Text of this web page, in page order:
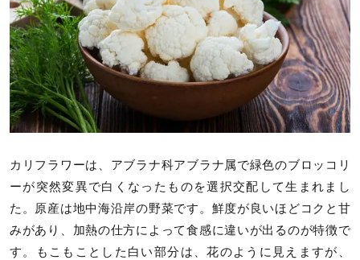
カリフラワーは、アブラナ科アブラナ属で緑色のブロッコリ
ーが突然変異で白くなったものを選択交配して生まれまし
た。原産は地中海沿岸の野菜です。鮮度が良いほどコクと甘
みがあり、加熱の仕方によって食感に違いが出るのが特徴で
す。もこもことした白い部分は、花のように見えますが、